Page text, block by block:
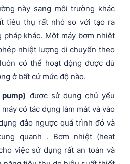
này sang môi trường khác
tiêu thụ rất nhỏ so với tạo ra
pháp khác. Một máy bơm nhiệt
nhiệt lượng di chuyển theo
có thể hoạt động được dù
ở bất cứ mức độ nào.
được sử dụng chủ yếu
có tác dụng làm mát và vào
đảo ngược quá trình đó và
quanh . Bơm nhiệt (heat
việc sử dụng rất an toàn và